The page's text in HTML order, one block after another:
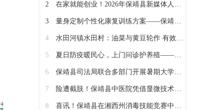
2 在家就能创业！2026年保靖县新媒体人才技能培训开启 助力家乡好物出圈
3 量身定制个性化康复训练方案——保靖县人民医院助力发育迟缓患儿顺利入托
4 水田河镇水田村：油菜与黄豆轮作 有效助农增收
5 夏日防疫暖民心，上门问诊护养殖——保靖县葫芦镇开展畜禽防疫服务
6 保靖县司法局联合多部门开展暑期大学生志愿者送法护童活动
7 险遭截肢！保靖县中医院凭借显微技术攻坚克难，为重度右手毁损伤患者保全手部核心功能
8 喜讯！保靖县在湘西州消毒技能竞赛中获佳绩